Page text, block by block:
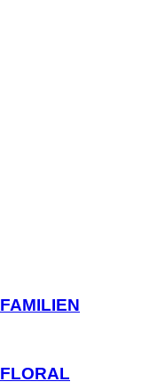
FAMILIEN
FLORAL